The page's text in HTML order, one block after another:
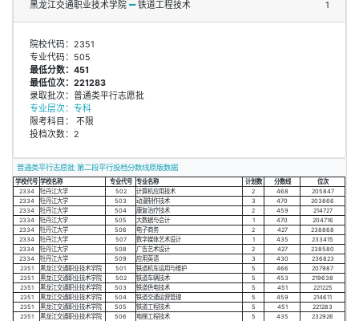
黑龙江交通职业技术学院 铁道工程技术 1
院校代码：2351
专业代码：505
最低分数：451
最低位次：221283
录取批次：普通类平行志愿批
专业层次：专科
限考科目： 不限
投档次数：2
普通类平行志愿批 第二段平行投档分数线原版数据
学校代号 学校名称 专业代号 专业名称 计划数 分数线
位次
2334
牡丹江大学 502 计算机应用技术 2 468
205847
2334
牡丹江大学 503 动漫制作技术 3 470
203866
2334
牡丹江大学 504 康复治疗技术 2 459
214727
2334
牡丹江大学 505 大数据与会计 1 470
204716
2334
牡丹江大学 506 电子商务 2 427
238868
2334
牡丹江大学 507 数字媒体艺术设计 1 435
233415
2334
牡丹江大学 508 广告艺术设计 2 427
238580
2334
牡丹江大学 509 应用英语 3 430
236823
2351
黑龙江交通职业技术学院 501 铁道机车运用与维护 5 466
207987
2351
黑龙江交通职业技术学院 502 铁道车辆技术 5 453
219638
2351
黑龙江交通职业技术学院 503 铁道供电技术 5 451
221225
2351
黑龙江交通职业技术学院 504 铁道交通运营管理 5 459
214611
2351
黑龙江交通职业技术学院 505 铁道工程技术 5 451
221283
2351
黑龙江交通职业技术学院 506 电梯工程技术 5 435
232926